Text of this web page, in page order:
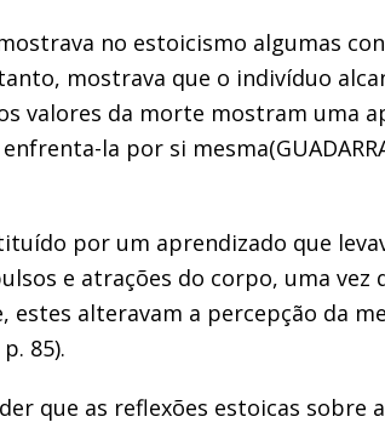
no estoicismo algumas
mostrava que o indivíduo
valores da morte mostram uma
la por si
por um aprendizado que
e atrações do corpo, uma vez
alteravam a percepção da
85).
que as reflexões estoicas sobre